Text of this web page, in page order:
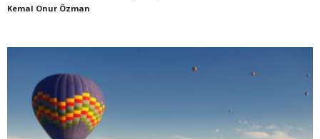
Kemal Onur Özman